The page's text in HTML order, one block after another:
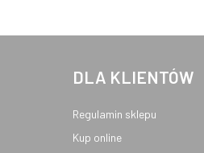
DLA KLIENTÓW
Regulamin sklepu
Kup online